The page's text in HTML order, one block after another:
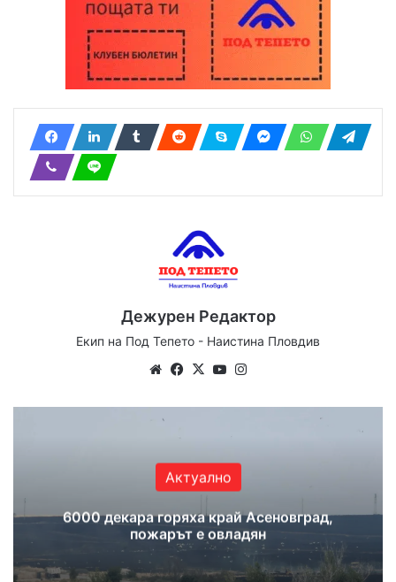
Дежурен Редактор
Екип на Под Тепето - Наистина Пловдив
WebsiteFacebook
X YouTube
Актуално
6000 декара горяха край Асеновград,
пожарът е овладян